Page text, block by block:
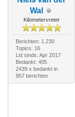
Wal
Kilometervreter
Berichten: 1.230
Topics: 16
Lid sinds: Apr 2017
Bedankt: 405
2439 x bedankt in
957 berichten